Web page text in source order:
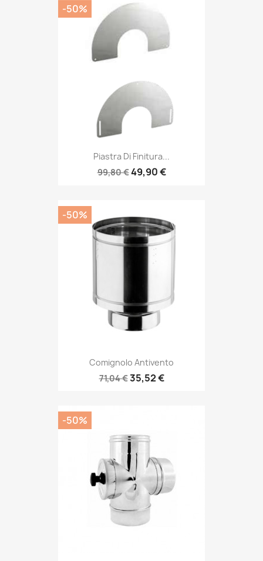
Piastra Di Finitura...
99,80 €49,90 €
-50%
Comignolo Antivento
71,04 €35,52 €
-50%
-50%